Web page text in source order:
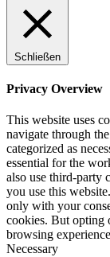
Schließen
Privacy Overview
This website uses
navigate through
categorized as
essential for the
also use third-party
you use this
only with your
cookies. But opting
browsing
Necessary